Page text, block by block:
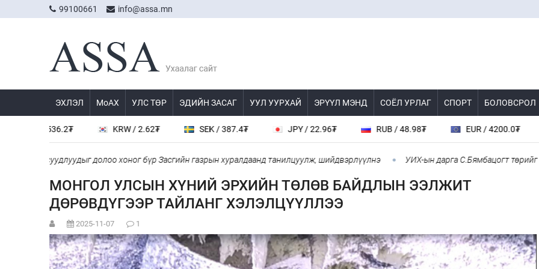
99100661 info@assa.mn
ЭХЛЭЛ МоАХ УЛС ТӨР ЭДИЙН ЗАСАГ УУЛ УУРХАЙ ЭРҮҮЛ МЭНД СОЁЛ УРЛАГ СПОРТ БОЛОВСРОЛ
KRW / 2.62₮ SEK / 387.4₮ JPY / 22.96₮ RUB / 48.98₮ EUR / 4200.0₮ CHF
асуудлуудыг долоо хоног бүр Засгийн газрын хуралдаанд танилцуулж, шийдвэрлүүлнэ УИХ-ын дарга С.Бямбацогт төрийг
МОНГОЛ УЛСЫН ХҮНИЙ ЭРХИЙН ТӨЛӨВ БАЙДЛЫН ЭЭЛЖИТ
ДӨРӨВДҮГЭЭР ТАЙЛАНГ ХЭЛЭЛЦҮҮЛЛЭЭ
2025-11-07 1